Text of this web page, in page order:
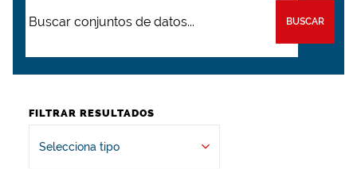
BUSCAR
FILTRAR RESULTADOS
Selecciona tipo